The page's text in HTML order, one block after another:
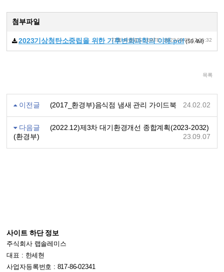
첨부파일
2023기상청탄소중립을 위한 기후변화과학의 이해.pdf(59.4M)
77회 다운로드 | DATE : 2023-09-07 17:05:32
목록
이전글 (2017_환경부)음식점 냄새 관리 가이드북 24.02.02
다음글
(2022.12)제3차 대기환경개선 종합계획(2023-2032)
(환경부)
23.09.07
사이트 하단 정보
주식회사 랩솔레미스
대표 : 한세현
사업자등록번호 : 817-86-02341